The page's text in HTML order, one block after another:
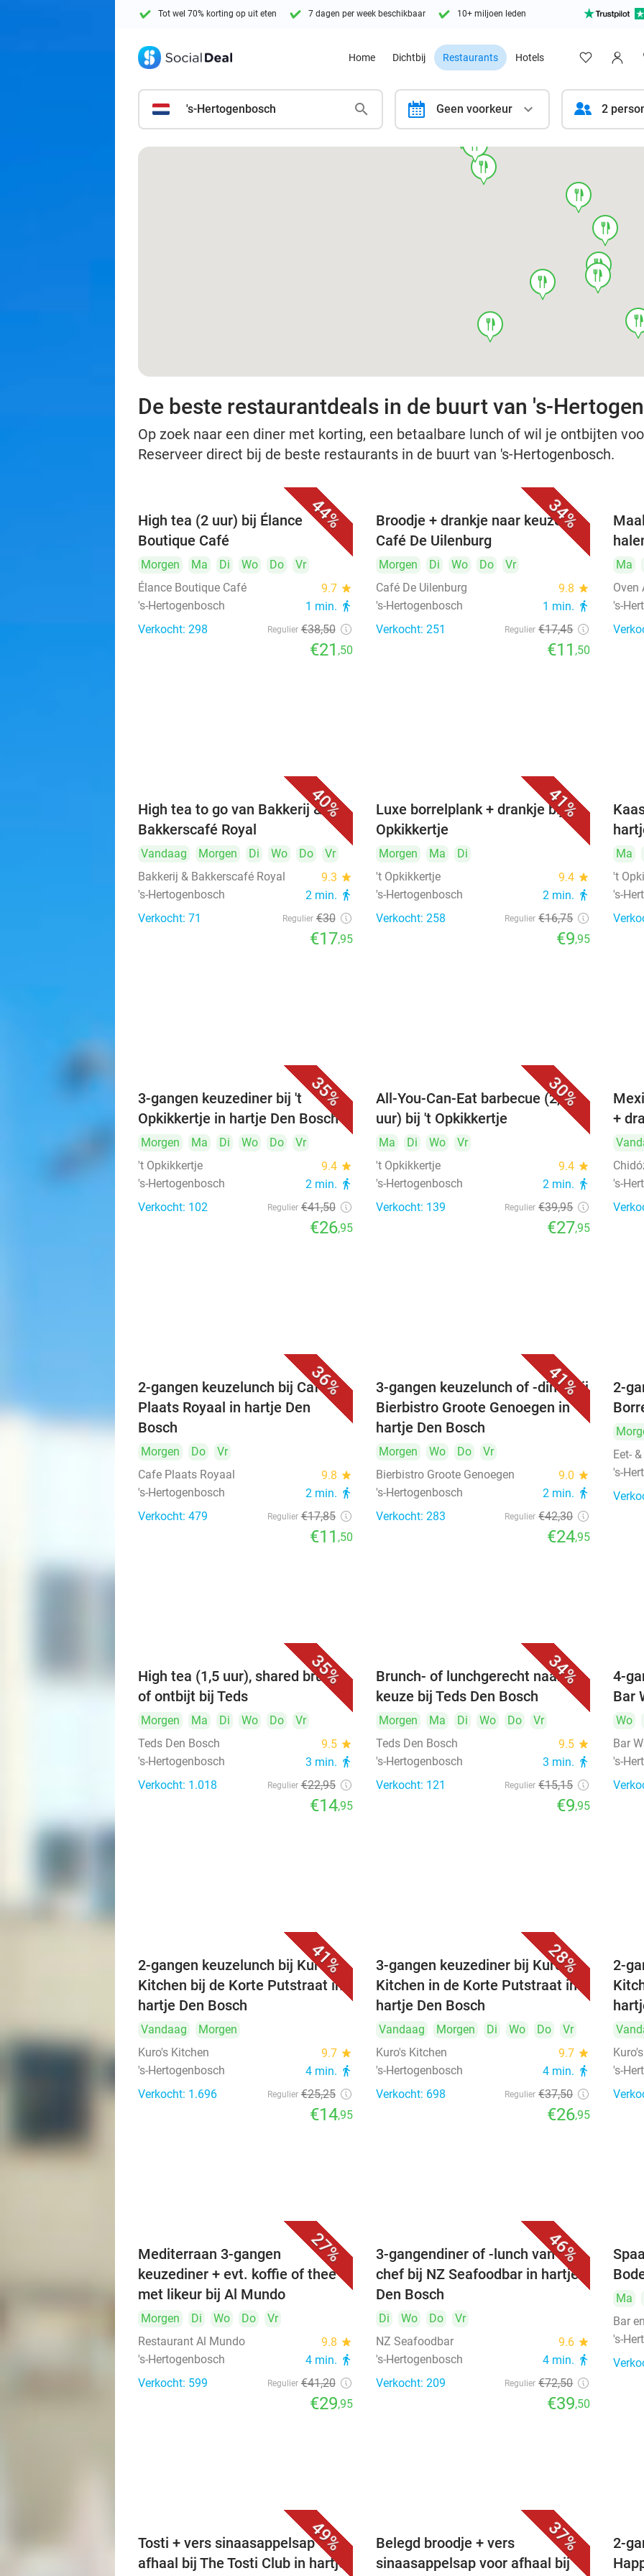
Tot wel 70% korting op uit eten 7 dagen per week beschikbaar 10+ miljoen leden
Home Dichtbij Restaurants Hotels
's-Hertogenbosch calendar Geen voorkeur 2
food
food
food
food
food
food
food
food
food
food
De beste restaurantdeals in de buurt van 's-
Op zoek naar een diner met korting, een betaalbare lunch of wil je ontbijten
Reserveer direct bij de beste restaurants in de buurt van 's-Hertogenbosch.
44%
High tea (2 uur) bij Élance
Boutique Café
Morgen Ma Di Wo Do
Vr
Élance Boutique Café
9.7 star
's-Hertogenbosch 1 min. directions_walk
Verkocht: 298 Regulier €38,50
€21 ,50
34%
Broodje + drankje naar keuze bij
Café De Uilenburg
Morgen Di Wo Do
Vr
Café De Uilenburg
9.8 star
's-Hertogenbosch 1 min. directions_walk
Verkocht: 251 Regulier €17,45
€11,50
Ma
Oven
's-
40%
High tea to go van Bakkerij &
Bakkerscafé Royal
Vandaag Morgen Di Wo Do
Vr
Bakkerij & Bakkerscafé Royal
9.3 star
's-Hertogenbosch 2 min. directions_walk
Verkocht: 71 Regulier €30
€17,95
41%
Luxe borrelplank + drankje bij 't
Opkikkertje
Morgen Ma
Di
't Opkikkertje
9.4 star
's-Hertogenbosch 2 min. directions_walk
Verkocht: 258 Regulier €16,75
€9,95
Ma
't
's-
35%
3-gangen keuzediner bij 't
Opkikkertje in hartje Den Bosch
Morgen Ma Di Wo Do
Vr
't Opkikkertje
9.4 star
's-Hertogenbosch 2 min. directions_walk
Verkocht: 102 Regulier €41,50
€26,95
30%
All-You-Can-Eat barbecue (2,5
uur) bij 't Opkikkertje
Ma Di Wo
Vr
't Opkikkertje
9.4 star
's-Hertogenbosch 2 min. directions_walk
Verkocht: 139 Regulier €39,95
€27,95
+
's-
36%
2-gangen keuzelunch bij Café
Plaats Royaal in hartje Den
Bosch
Morgen Do
Vr
Cafe Plaats Royaal
9.8 star
's-Hertogenbosch 2 min. directions_walk
Verkocht: 479 Regulier €17,85
€11 ,50
41%
3-gangen keuzelunch of -diner bij
Bierbistro Groote Genoegen in
hartje Den Bosch
Morgen Wo Do
Vr
Bierbistro Groote Genoegen
9.0 star
's-Hertogenbosch 2 min. directions_walk
Verkocht: 283 Regulier €42,30
€24,95
2-
Eet-
's-
35%
High tea (1,5 uur), shared brunch
of ontbijt bij Teds
Morgen Ma Di Wo Do
Vr
Teds Den Bosch
9.5 star
's-Hertogenbosch 3 min. directions_walk
Verkocht: 1.018 Regulier €22,95
€14,95
34%
Brunch- of lunchgerecht naar
keuze bij Teds Den Bosch
Morgen Ma Di Wo Do
Vr
Teds Den Bosch
9.5 star
's-Hertogenbosch 3 min. directions_walk
Verkocht: 121 Regulier €15,15
€9,95
4-
Bar
Wo
Bar
's-
41%
2-gangen keuzelunch bij Kuro's
Kitchen bij de Korte Putstraat in
hartje Den Bosch
Vandaag
Morgen
Kuro's Kitchen
9.7 star
's-Hertogenbosch 4 min. directions_walk
Verkocht: 1.696 Regulier €25,25
€14,95
28%
3-gangen keuzediner bij Kuro's
Kitchen in de Korte Putstraat in
hartje Den Bosch
Vandaag Morgen Di Wo Do
Vr
Kuro's Kitchen
9.7 star
's-Hertogenbosch 4 min. directions_walk
Verkocht: 698 Regulier €37,50
€26,95
2-
's-
27%
Mediterraan 3-gangen
keuzediner + evt. koffie of thee
met likeur bij Al Mundo
Morgen Di Wo Do
Vr
Restaurant Al Mundo
9.8 star
's-Hertogenbosch 4 min. directions_walk
Verkocht: 599 Regulier €41,20
€29,95
46%
3-gangendiner of -lunch van de
chef bij NZ Seafoodbar in hartje
Den Bosch
Di Wo Do
Vr
NZ Seafoodbar
9.6 star
's-Hertogenbosch 4 min. directions_walk
Verkocht: 209 Regulier €72,50
€39,50
Ma
Bar
's-
49%
Tosti + vers sinaasappelsap voor
afhaal bij The Tosti Club in hartje
37%
Belegd broodje + vers
sinaasappelsap voor afhaal bij
2-